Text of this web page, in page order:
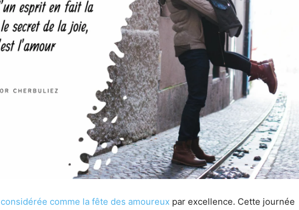
considérée comme la fête des amoureux par excellence. Cette journée